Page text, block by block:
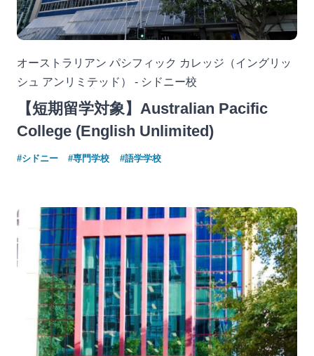
オーストラリアン パシフィック カレッジ（イングリッ
シュ アンリミテッド） - シドニー校
【短期留学対象】Australian Pacific
College (English Unlimited)
#シドニー #専門学校 #語学学校